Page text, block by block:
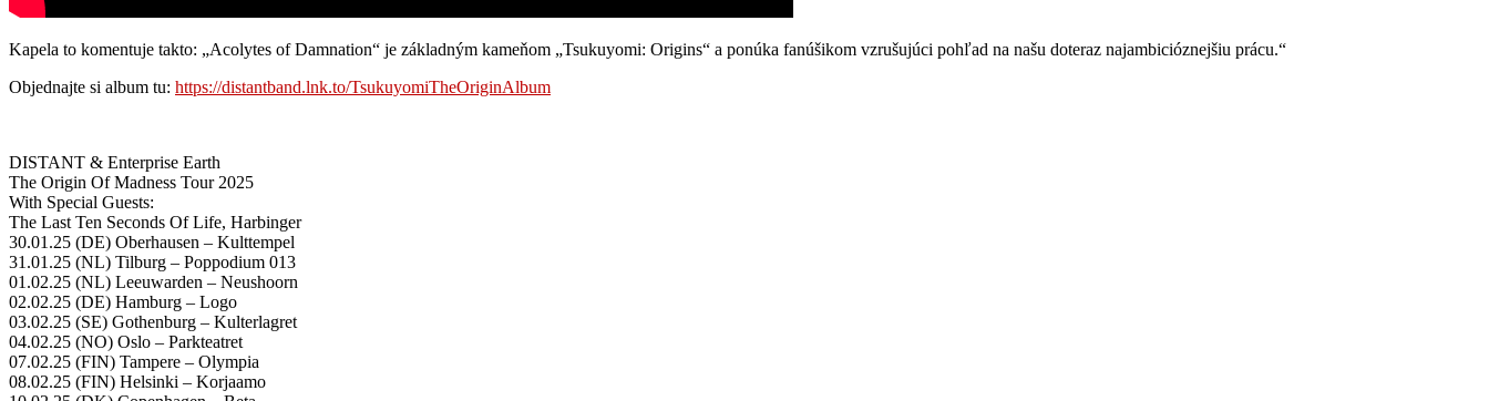
Kapela to komentuje takto: „Acolytes of Damnation“ je základným kameňom „Tsukuyomi: Origins“ a ponúka fanúšikom vzrušujúci pohľad na našu doteraz najambicióznejšiu prácu.“
Objednajte si album tu: https://distantband.lnk.to/TsukuyomiTheOriginAlbum
DISTANT & Enterprise Earth
The Origin Of Madness Tour 2025
With Special Guests:
The Last Ten Seconds Of Life, Harbinger
30.01.25 (DE) Oberhausen – Kulttempel
31.01.25 (NL) Tilburg – Poppodium 013
01.02.25 (NL) Leeuwarden – Neushoorn
02.02.25 (DE) Hamburg – Logo
03.02.25 (SE) Gothenburg – Kulterlagret
04.02.25 (NO) Oslo – Parkteatret
07.02.25 (FIN) Tampere – Olympia
08.02.25 (FIN) Helsinki – Korjaamo